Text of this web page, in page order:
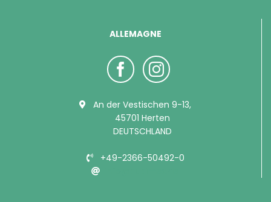
ALLEMAGNE
An der Vestischen 9-13,
45701 Herten
DEUTSCHLAND
+49-2366-50492-0